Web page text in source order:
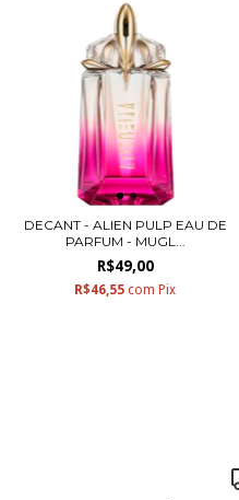
DECANT - ALIEN PULP EAU DE
PARFUM - MUGL...
R$49,00
R$46,55 com Pix